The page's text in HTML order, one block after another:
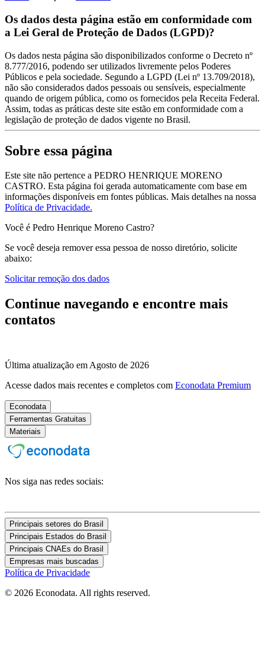
Os dados desta página estão em conformidade com
a Lei Geral de Proteção de Dados (LGPD)?
Os dados nesta página são disponibilizados conforme o Decreto nº
8.777/2016, podendo ser utilizados livremente pelos Poderes
Públicos e pela sociedade. Segundo a LGPD (Lei nº 13.709/2018),
não são considerados dados pessoais ou sensíveis, especialmente
quando de origem pública, como os fornecidos pela Receita Federal.
Assim, todas as práticas deste site estão em conformidade com a
legislação de proteção de dados vigente no Brasil.
Sobre essa página
Este site não pertence a PEDRO HENRIQUE MORENO
CASTRO. Esta página foi gerada automaticamente com base em
informações disponíveis em fontes públicas. Mais detalhes na nossa
Política de Privacidade.
Você é Pedro Henrique Moreno Castro?
Se você deseja remover essa pessoa de nosso diretório, solicite
abaixo:
Solicitar remoção dos dados
Continue navegando e encontre mais
contatos
Última atualização em Agosto de 2026
Acesse dados mais recentes e completos com Econodata Premium
Econodata
Ferramentas Gratuitas
Materiais
Nos siga nas redes sociais:
Principais setores do Brasil
Principais Estados do Brasil
Principais CNAEs do Brasil
Empresas mais buscadas
Política de Privacidade
© 2026 Econodata. All rights reserved.